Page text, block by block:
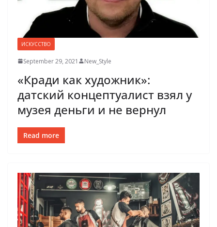
ИСКУССТВО
September 29, 2021 New_Style
«Кради как художник»:
датский концептуалист взял у
музея деньги и не вернул
Read more